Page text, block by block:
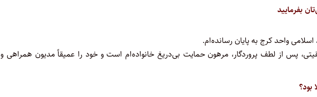
بفرمایید
واحد کرج به پایان رسانده‌ام.
پس از لطف پروردگار، مرهون حمایت بی‌دریغ خانواده‌ام است و خود را عمیقاً مدیون همراهی و
بود؟